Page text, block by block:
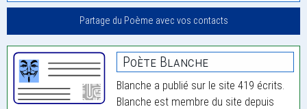
Partage du Poème avec vos contacts
Poète Blanche
Blanche a publié sur le site 419 écrits.
Blanche est membre du site depuis